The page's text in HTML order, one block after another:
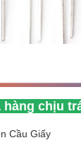
chịu
Cầu Giấy